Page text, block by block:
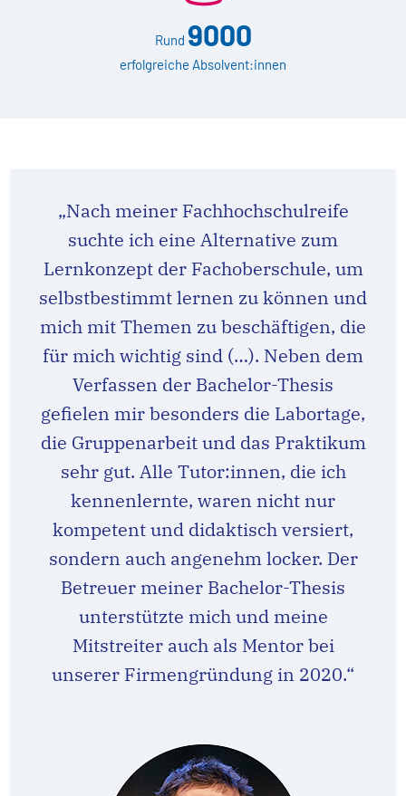
Rund 9000
erfolgreiche Absolvent:innen
„Nach meiner Fachhochschulreife
suchte ich eine Alternative zum
Lernkonzept der Fachoberschule, um
selbstbestimmt lernen zu können und
mich mit Themen zu beschäftigen, die
für mich wichtig sind (…). Neben dem
Verfassen der Bachelor-Thesis
gefielen mir besonders die Labortage,
die Gruppenarbeit und das Praktikum
sehr gut. Alle Tutor:innen, die ich
kennenlernte, waren nicht nur
kompetent und didaktisch versiert,
sondern auch angenehm locker. Der
Betreuer meiner Bachelor-Thesis
unterstützte mich und meine
Mitstreiter auch als Mentor bei
unserer Firmengründung in 2020.“